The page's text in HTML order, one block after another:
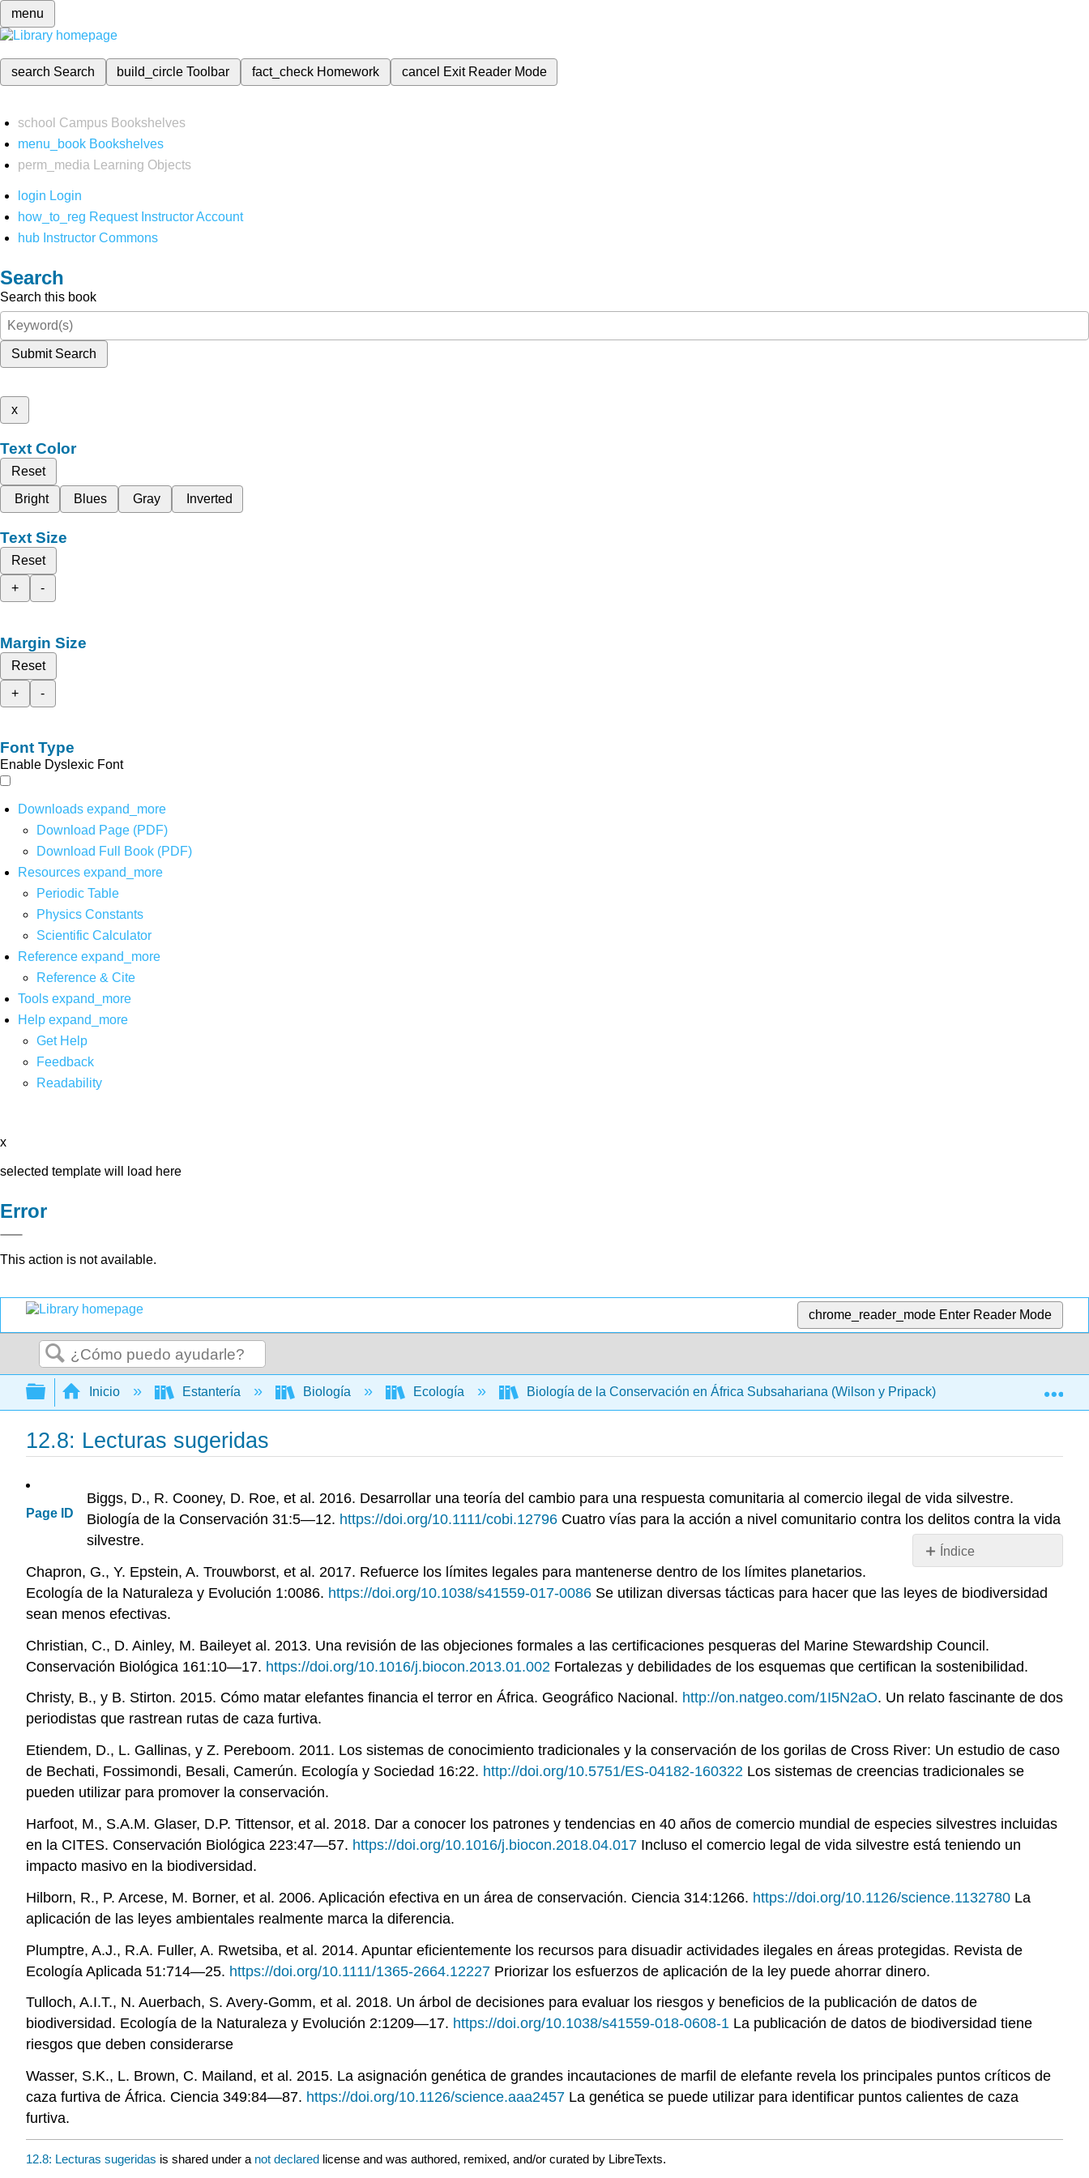
menu
search Search build_circleToolbar fact_check Homework cancel Exit Reader Mode
school Campus Bookshelves
menu_book Bookshelves
perm_media
Learning Objects
login Login
how_to_reg Request Instructor Account
hub Instructor Commons
Search
Search this book
Submit Search
x
Text Color
Reset
Bright
Blues Gray Inverted
Text Size
Reset
+
-
Margin Size
Reset
+
-
Font Type
Enable Dyslexic Font
Downloads expand_more
Download Page (PDF)
Download Full Book (PDF)
Resources expand_more
Periodic Table
Physics Constants
Scientific Calculator
Reference expand_more
Reference & Cite
Tools expand_more
Help expand_more
Get Help
Feedback
Readability
x
selected template will load here
Error
This action is not available.
chrome_reader_mode Enter Reader Mode
Buscar
Expandir/contraer jerarquía global
Inicio Estantería Biología Ecología Biología de la Conservación en África Subsahariana (Wilson y Pripack) 12: La
12.8: Lecturas sugeridas
Page ID
Índice
Sin
Biggs, D., R. Cooney, D. Roe, et al. 2016. Desarrollar una teoría del cambio para una respuesta comunitaria al comercio ilegal de vida silvestre.
Biología de la Conservación 31:5—12. https://doi.org/10.1111/cobi.12796 Cuatro vías para la acción a nivel comunitario contra los delitos contra la vida
silvestre.
Chapron, G., Y. Epstein, A. Trouwborst, et al. 2017. Refuerce los límites legales para mantenerse dentro de los límites planetarios.
Ecología de la Naturaleza y Evolución 1:0086. https://doi.org/10.1038/s41559-017-0086 Se utilizan diversas tácticas para hacer que las leyes de biodiversidad
sean menos efectivas.
Christian, C., D. Ainley, M. Baileyet al. 2013. Una revisión de las objeciones formales a las certificaciones pesqueras del Marine Stewardship Council.
Conservación Biológica 161:10—17. https://doi.org/10.1016/j.biocon.2013.01.002 Fortalezas y debilidades de los esquemas que certifican la sostenibilidad.
Christy, B., y B. Stirton. 2015. Cómo matar elefantes financia el terror en África. Geográfico Nacional. http://on.natgeo.com/1I5N2aO. Un relato fascinante de dos
periodistas que rastrean rutas de caza furtiva.
Etiendem, D., L. Gallinas, y Z. Pereboom. 2011. Los sistemas de conocimiento tradicionales y la conservación de los gorilas de Cross River: Un estudio de caso
de Bechati, Fossimondi, Besali, Camerún. Ecología y Sociedad 16:22. http://doi.org/10.5751/ES-04182-160322 Los sistemas de creencias tradicionales se
pueden utilizar para promover la conservación.
Harfoot, M., S.A.M. Glaser, D.P. Tittensor, et al. 2018. Dar a conocer los patrones y tendencias en 40 años de comercio mundial de especies silvestres incluidas
en la CITES. Conservación Biológica 223:47—57. https://doi.org/10.1016/j.biocon.2018.04.017 Incluso el comercio legal de vida silvestre está teniendo un
impacto masivo en la biodiversidad.
Hilborn, R., P. Arcese, M. Borner, et al. 2006. Aplicación efectiva en un área de conservación. Ciencia 314:1266. https://doi.org/10.1126/science.1132780 La
aplicación de las leyes ambientales realmente marca la diferencia.
Plumptre, A.J., R.A. Fuller, A. Rwetsiba, et al. 2014. Apuntar eficientemente los recursos para disuadir actividades ilegales en áreas protegidas. Revista de
Ecología Aplicada 51:714—25. https://doi.org/10.1111/1365-2664.12227 Priorizar los esfuerzos de aplicación de la ley puede ahorrar dinero.
Tulloch, A.I.T., N. Auerbach, S. Avery-Gomm, et al. 2018. Un árbol de decisiones para evaluar los riesgos y beneficios de la publicación de datos de
biodiversidad. Ecología de la Naturaleza y Evolución 2:1209—17. https://doi.org/10.1038/s41559-018-0608-1 La publicación de datos de biodiversidad tiene
riesgos que deben considerarse
Wasser, S.K., L. Brown, C. Mailand, et al. 2015. La asignación genética de grandes incautaciones de marfil de elefante revela los principales puntos críticos de
caza furtiva de África. Ciencia 349:84—87. https://doi.org/10.1126/science.aaa2457 La genética se puede utilizar para identificar puntos calientes de caza
furtiva.
12.8: Lecturas sugeridas is shared under a not declared license and was authored, remixed, and/or curated by LibreTexts.